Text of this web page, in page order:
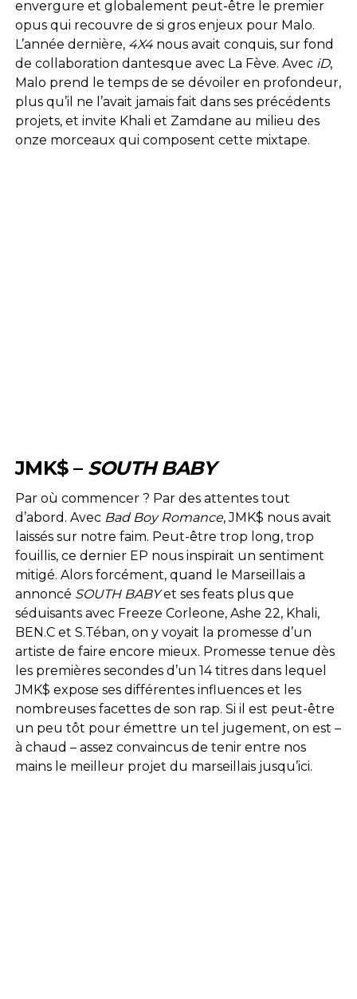
envergure et globalement peut-être le premier
opus qui recouvre de si gros enjeux pour Malo.
L’année dernière, 4X4nous avait conquis, sur fond
de collaboration dantesque avec La Fève. Avec iD,
Malo prend le temps de se dévoiler en profondeur,
plus qu’il ne l’avait jamais fait dans ses précédents
projets, et invite Khali et Zamdane au milieu des
onze morceaux qui composent cette mixtape.
JMK$ – SOUTH BABY
Par où commencer ? Par des attentes tout
d’abord. Avec Bad Boy Romance, JMK$ nous avait
laissés sur notre faim. Peut-être trop long, trop
fouillis, ce dernier EP nous inspirait un sentiment
mitigé. Alors forcément, quand le Marseillais a
annoncé SOUTH BABYet ses feats plus que
séduisants avec Freeze Corleone, Ashe 22, Khali,
BEN.C et S.Téban, on y voyait la promesse d’un
artiste de faire encore mieux. Promesse tenue dès
les premières secondes d’un 14 titres dans lequel
JMK$ expose ses différentes influences et les
nombreuses facettes de son rap. Si il est peut-être
un peu tôt pour émettre un tel jugement, on est –
à chaud – assez convaincus de tenir entre nos
mains le meilleur projet du marseillais jusqu’ici.